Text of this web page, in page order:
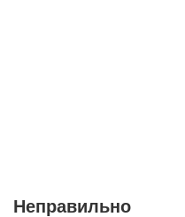
Неправильно